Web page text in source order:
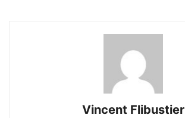
Vincent Flibustier